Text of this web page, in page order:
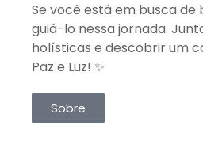
Se você está em busca
guiá-lo nessa jornada.
holísticas e descobrir um
Paz e Luz! ✨
Sobre